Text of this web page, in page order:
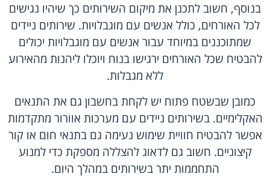
בנוסף, חשוב לתכנן את מיקום השירותים כך שיהיו נגישים
לכל האורחים, כולל אנשים עם מוגבלויות. שירותים ניידים
שמתוכננים במיוחד עבור אנשים עם מוגבלויות יכולים
להבטיח שכל האורחים ירגישו בנוח ויוכלו ליהנות מהאירוע
ללא מגבלות.
כמובן שבשטח פתוח יש לקחת בחשבון גם את התנאים
האקלימיים. בשירותים ניידים עם מערכות אוורור מתקדמות
אפשר להבטיח חוויית שימוש נעימה גם בתנאי חום או קור
קיצוניים. חשוב גם לדאוג להצללה מספקת כדי למנוע
התחממות יתר בשירותים במהלך היום.